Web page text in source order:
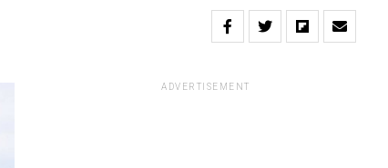
ADVERTISEMENT